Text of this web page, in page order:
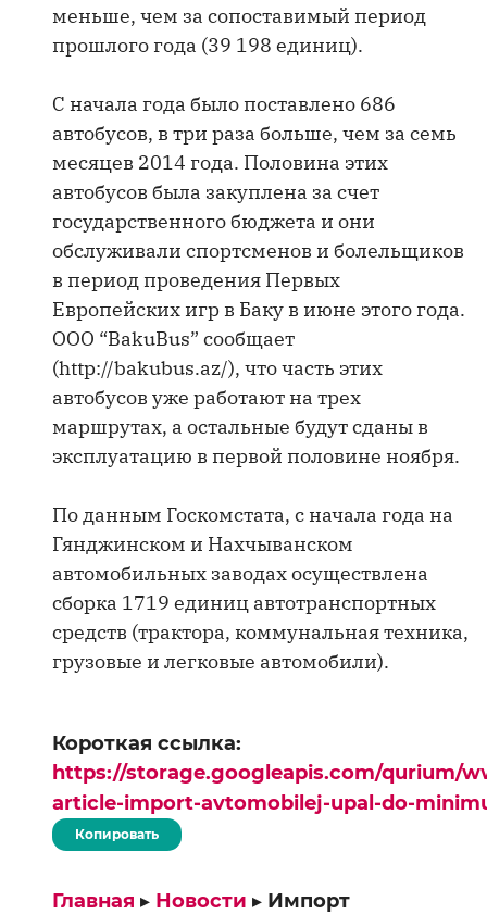
меньше, чем за сопоставимый период
прошлого года (39 198 единиц).
С начала года было поставлено 686
автобусов, в три раза больше, чем за семь
месяцев 2014 года. Половина этих
автобусов была закуплена за счет
государственного бюджета и они
обслуживали спортсменов и болельщиков
в период проведения Первых
Европейских игр в Баку в июне этого года.
ООО “BakuBus” сообщает
(http://bakubus.az/), что часть этих
автобусов уже работают на трех
маршрутах, а остальные будут сданы в
эксплуатацию в первой половине ноября.
По данным Госкомстата, с начала года на
Гянджинском и Нахчыванском
автомобильных заводах осуществлена
сборка 1719 единиц автотранспортных
средств (трактора, коммунальная техника,
грузовые и легковые автомобили).
Короткая ссылка:
https://storage.googleapis.com/qurium/
article-import-avtomobilej-upal-do-
Копировать
Главная ▸ Новости ▸ Импорт